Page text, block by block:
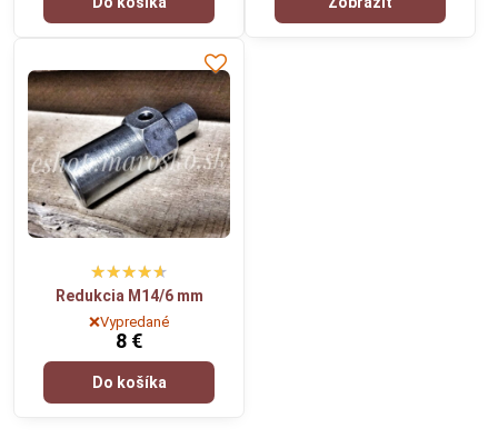
Redukcia M14/6 mm
❌Vypredané
8 €
Do košíka